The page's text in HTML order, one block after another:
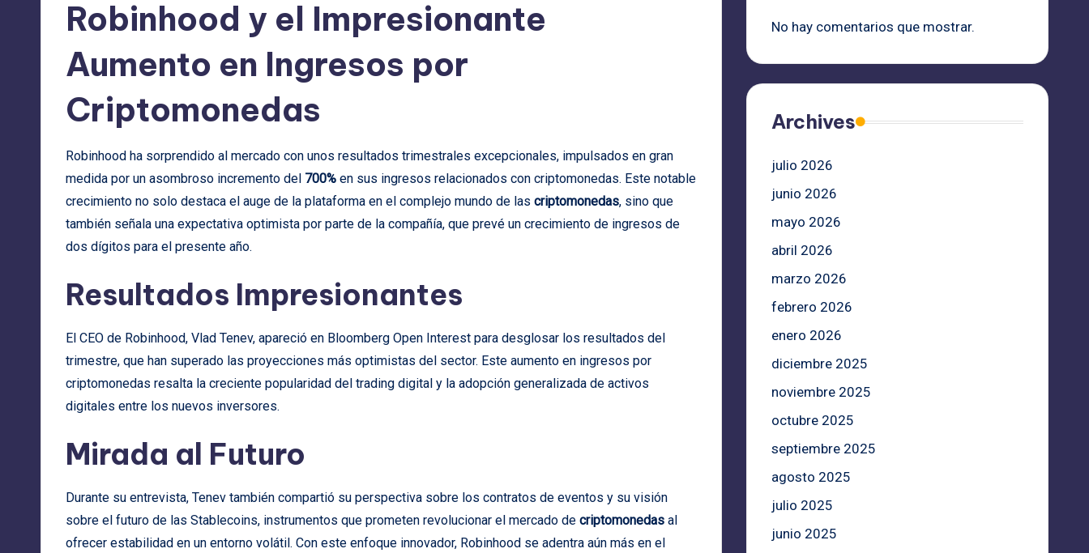
Robinhood y el Impresionante
Aumento en Ingresos por
Criptomonedas
Robinhood ha sorprendido al mercado con unos resultados trimestrales excepcionales, impulsados en gran
medida por un asombroso incremento del 700% en sus ingresos relacionados con criptomonedas. Este notable
crecimiento no solo destaca el auge de la plataforma en el complejo mundo de las criptomonedas, sino que
también señala una expectativa optimista por parte de la compañía, que prevé un crecimiento de ingresos de
dos dígitos para el presente año.
Resultados Impresionantes
El CEO de Robinhood, Vlad Tenev, apareció en Bloomberg Open Interest para desglosar los resultados del
trimestre, que han superado las proyecciones más optimistas del sector. Este aumento en ingresos por
criptomonedas resalta la creciente popularidad del trading digital y la adopción generalizada de activos
digitales entre los nuevos inversores.
Mirada al Futuro
Durante su entrevista, Tenev también compartió su perspectiva sobre los contratos de eventos y su visión
sobre el futuro de las Stablecoins, instrumentos que prometen revolucionar el mercado de criptomonedas al
ofrecer estabilidad en un entorno volátil. Con este enfoque innovador, Robinhood se adentra aún más en el
No hay comentarios que mostrar.
Archives
julio 2026
junio 2026
mayo 2026
abril 2026
marzo 2026
febrero 2026
enero 2026
diciembre 2025
noviembre 2025
octubre 2025
septiembre 2025
agosto 2025
julio 2025
junio 2025